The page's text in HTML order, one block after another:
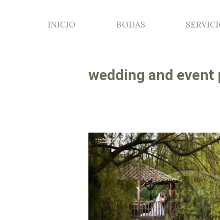
INICIO BODAS
wedding and event
INICIO BODAS
Buscar: